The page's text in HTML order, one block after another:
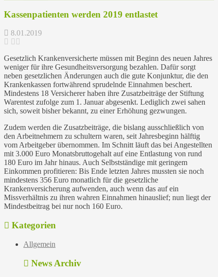
Kassenpatienten werden 2019 entlastet
8.01.2019
Gesetzlich Krankenversicherte müssen mit Beginn des neuen Jahres
weniger für ihre Gesundheitsversorgung bezahlen. Dafür sorgt
neben gesetzlichen Änderungen auch die gute Konjunktur, die den
Krankenkassen fortwährend sprudelnde Einnahmen beschert.
Mindestens 18 Versicherer haben ihre Zusatzbeiträge der Stiftung
Warentest zufolge zum 1. Januar abgesenkt. Lediglich zwei sahen
sich, soweit bisher bekannt, zu einer Erhöhung gezwungen.
Zudem werden die Zusatzbeiträge, die bislang ausschließlich von
den Arbeitnehmern zu schultern waren, seit Jahresbeginn hälftig
vom Arbeitgeber übernommen. Im Schnitt läuft das bei Angestellten
mit 3.000 Euro Monatsbruttogehalt auf eine Entlastung von rund
180 Euro im Jahr hinaus. Auch Selbstständige mit geringem
Einkommen profitieren: Bis Ende letzten Jahres mussten sie noch
mindestens 356 Euro monatlich für die gesetzliche
Krankenversicherung aufwenden, auch wenn das auf ein
Missverhältnis zu ihren wahren Einnahmen hinauslief; nun liegt der
Mindestbeitrag bei nur noch 160 Euro.
Kategorien
Allgemein
News Archiv